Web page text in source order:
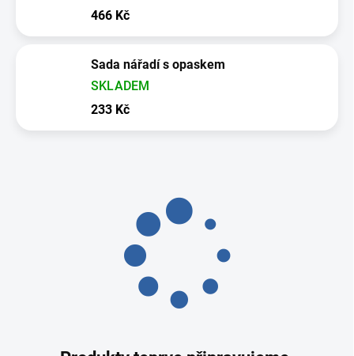
466 Kč
Sada nářadí s opaskem
SKLADEM
233 Kč